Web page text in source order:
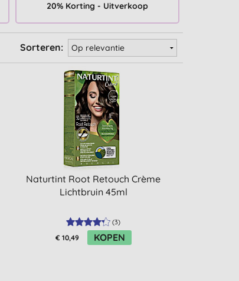
20% Korting - Uitverkoop
Sorteren:
Naturtint Root Retouch Crème
Lichtbruin 45ml
(3)
€ 10,49 KOPEN